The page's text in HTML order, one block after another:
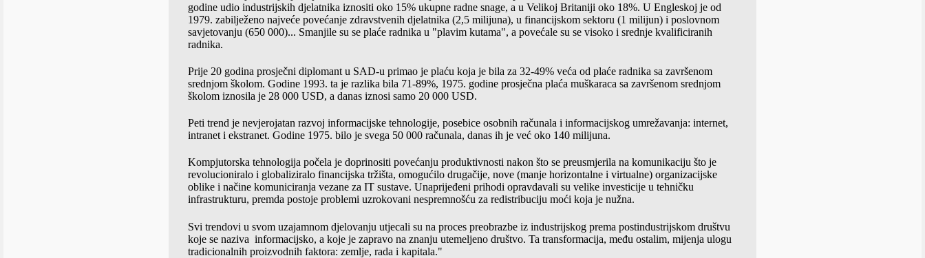
godine udio industrijskih djelatnika iznositi oko 15% ukupne radne snage, a u Velikoj Britaniji oko 18%. U Engleskoj je od
1979. zabilježeno najveće povećanje zdravstvenih djelatnika (2,5 milijuna), u financijskom sektoru (1 milijun) i poslovnom
savjetovanju (650 000)... Smanjile su se plaće radnika u "plavim kutama", a povećale su se visoko i srednje kvalificiranih
radnika.
Prije 20 godina prosječni diplomant u SAD-u primao je plaću koja je bila za 32-49% veća od plaće radnika sa završenom
srednjom školom. Godine 1993. ta je razlika bila 71-89%, 1975. godine prosječna plaća muškaraca sa završenom srednjom
školom iznosila je 28 000 USD, a danas iznosi samo 20 000 USD.
Peti trend je nevjerojatan razvoj informacijske tehnologije, posebice osobnih računala i informacijskog umrežavanja: internet,
intranet i ekstranet. Godine 1975. bilo je svega 50 000 računala, danas ih je već oko 140 milijuna.
Kompjutorska tehnologija počela je doprinositi povećanju produktivnosti nakon što se preusmjerila na komunikaciju što je
revolucioniralo i globaliziralo financijska tržišta, omogućilo drugačije, nove (manje horizontalne i virtualne) organizacijske
oblike i načine komuniciranja vezane za IT sustave. Unaprijeđeni prihodi opravdavali su velike investicije u tehničku
infrastrukturu, premda postoje problemi uzrokovani nespremnošću za redistribuciju moći koja je nužna.
Svi trendovi u svom uzajamnom djelovanju utjecali su na proces preobrazbe iz industrijskog prema postindustrijskom društvu
koje se naziva informacijsko, a koje je zapravo na znanju utemeljeno društvo. Ta transformacija, među ostalim, mijenja ulogu
tradicionalnih proizvodnih faktora: zemlje, rada i kapitala."